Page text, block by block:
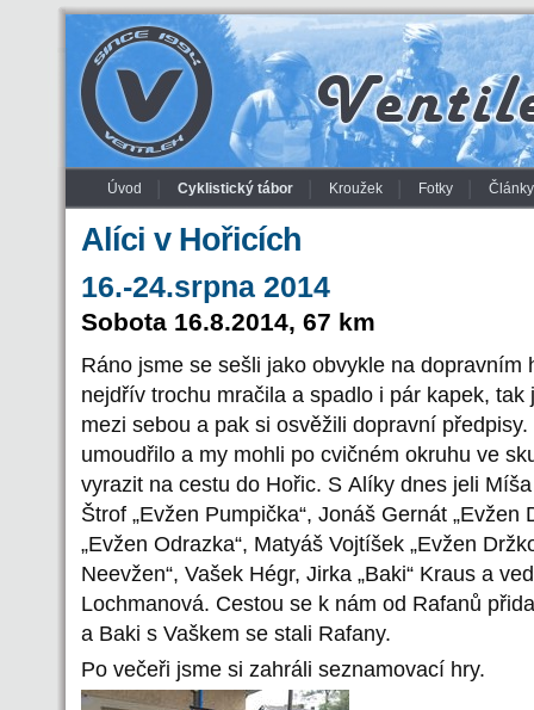
Úvod Cyklistický tábor Kroužek Fotky Články
Alíci v Hořicích
16.-24.srpna 2014
Sobota 16.8.2014, 67 km
Ráno jsme se sešli jako obvykle na dopravním
nejdřív trochu mračila a spadlo i pár kapek,
mezi sebou a pak si osvěžili dopravní
umoudřilo a my mohli po cvičném okruhu ve
vyrazit na cestu do Hořic. S Alíky dnes jeli
Štrof „Evžen Pumpička“, Jonáš Gernát
„Evžen Odrazka“, Matyáš Vojtíšek „Evžen
Neevžen“, Vašek Hégr, Jirka „Baki“ Kraus a
Lochmanová. Cestou se k nám od Rafanů
a Baki s Vaškem se stali Rafany.
Po večeři jsme si zahráli seznamovací hry.